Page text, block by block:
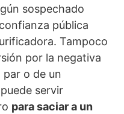
sospechado
pública
Tampoco
por la negativa
o de un
servir
para saciar a un